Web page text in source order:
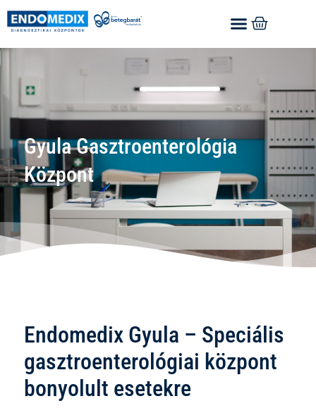
Gyula Gasztroenterológia
Központ
Endomedix Gyula – Speciális
gasztroenterológiai központ
bonyolult esetekre